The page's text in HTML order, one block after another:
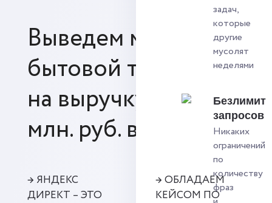
Выведем магазин
бытовой техники
на выручку от 30
млн. руб. в год.
задач,
которые
другие
мусолят
неделями
Безлимит
запросов
Никаких
ограничений
по
количеству
фраз
→ ЯНДЕКС
ДИРЕКТ – ЭТО
→ ОБЛАДАЕМ
КЕЙСОМ ПО